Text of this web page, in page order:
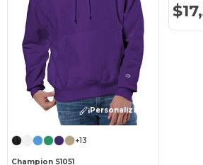
¡Personalízalo!
+13
Champion S1051